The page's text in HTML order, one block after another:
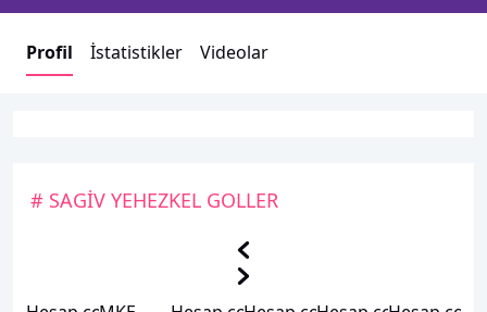
Profil İstatistikler Videolar
# SAGİV YEHEZKEL GOLLER